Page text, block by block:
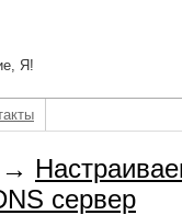
Я!
→
сервер